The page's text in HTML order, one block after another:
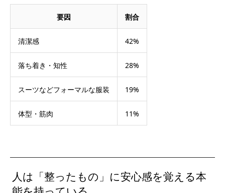
要因 割合
清潔感 42%
落ち着き・知性 28%
スーツなどフォーマルな服装 19%
体型・筋肉 11%
人は「整ったもの」に安心感を覚える本